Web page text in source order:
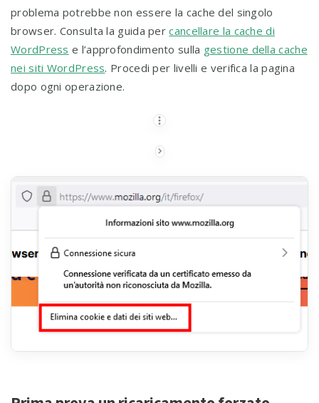
problema potrebbe non essere la cache del singolo
browser. Consulta la guida percancellare la cache di
WordPress e l’approfondimento sulla gestione della cache
nei siti WordPress. Procedi per livelli e verifica la pagina
dopo ogni operazione.